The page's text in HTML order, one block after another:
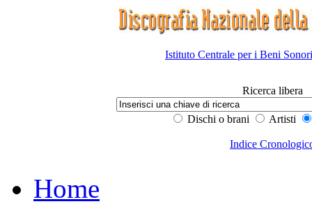
Istituto Centrale per i Beni
Ricerca libera
Dischi o brani Artisti
Indice
Home